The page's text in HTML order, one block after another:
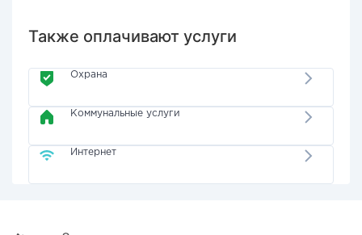
Также оплачивают услуги
Охрана
Коммунальные услуги
Интернет